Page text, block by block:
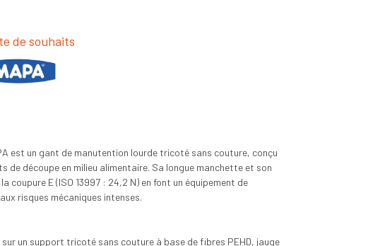
de souhaits
est un gant de manutention lourde tricoté sans couture, conçu
de découpe en milieu alimentaire. Sa longue manchette et son
coupure E (ISO 13997 : 24,2 N) en font un équipement de
risques mécaniques intenses.
sur un support tricoté sans couture à base de fibres PEHD, jauge